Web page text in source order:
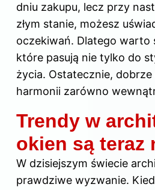
dniu zakupu, lecz przy
złym stanie, możesz
oczekiwań. Dlatego warto
które pasują nie tylko do
życia. Ostatecznie,
harmonii zarówno
Trendy w
okien są teraz
W dzisiejszym świecie
prawdziwe wyzwanie.